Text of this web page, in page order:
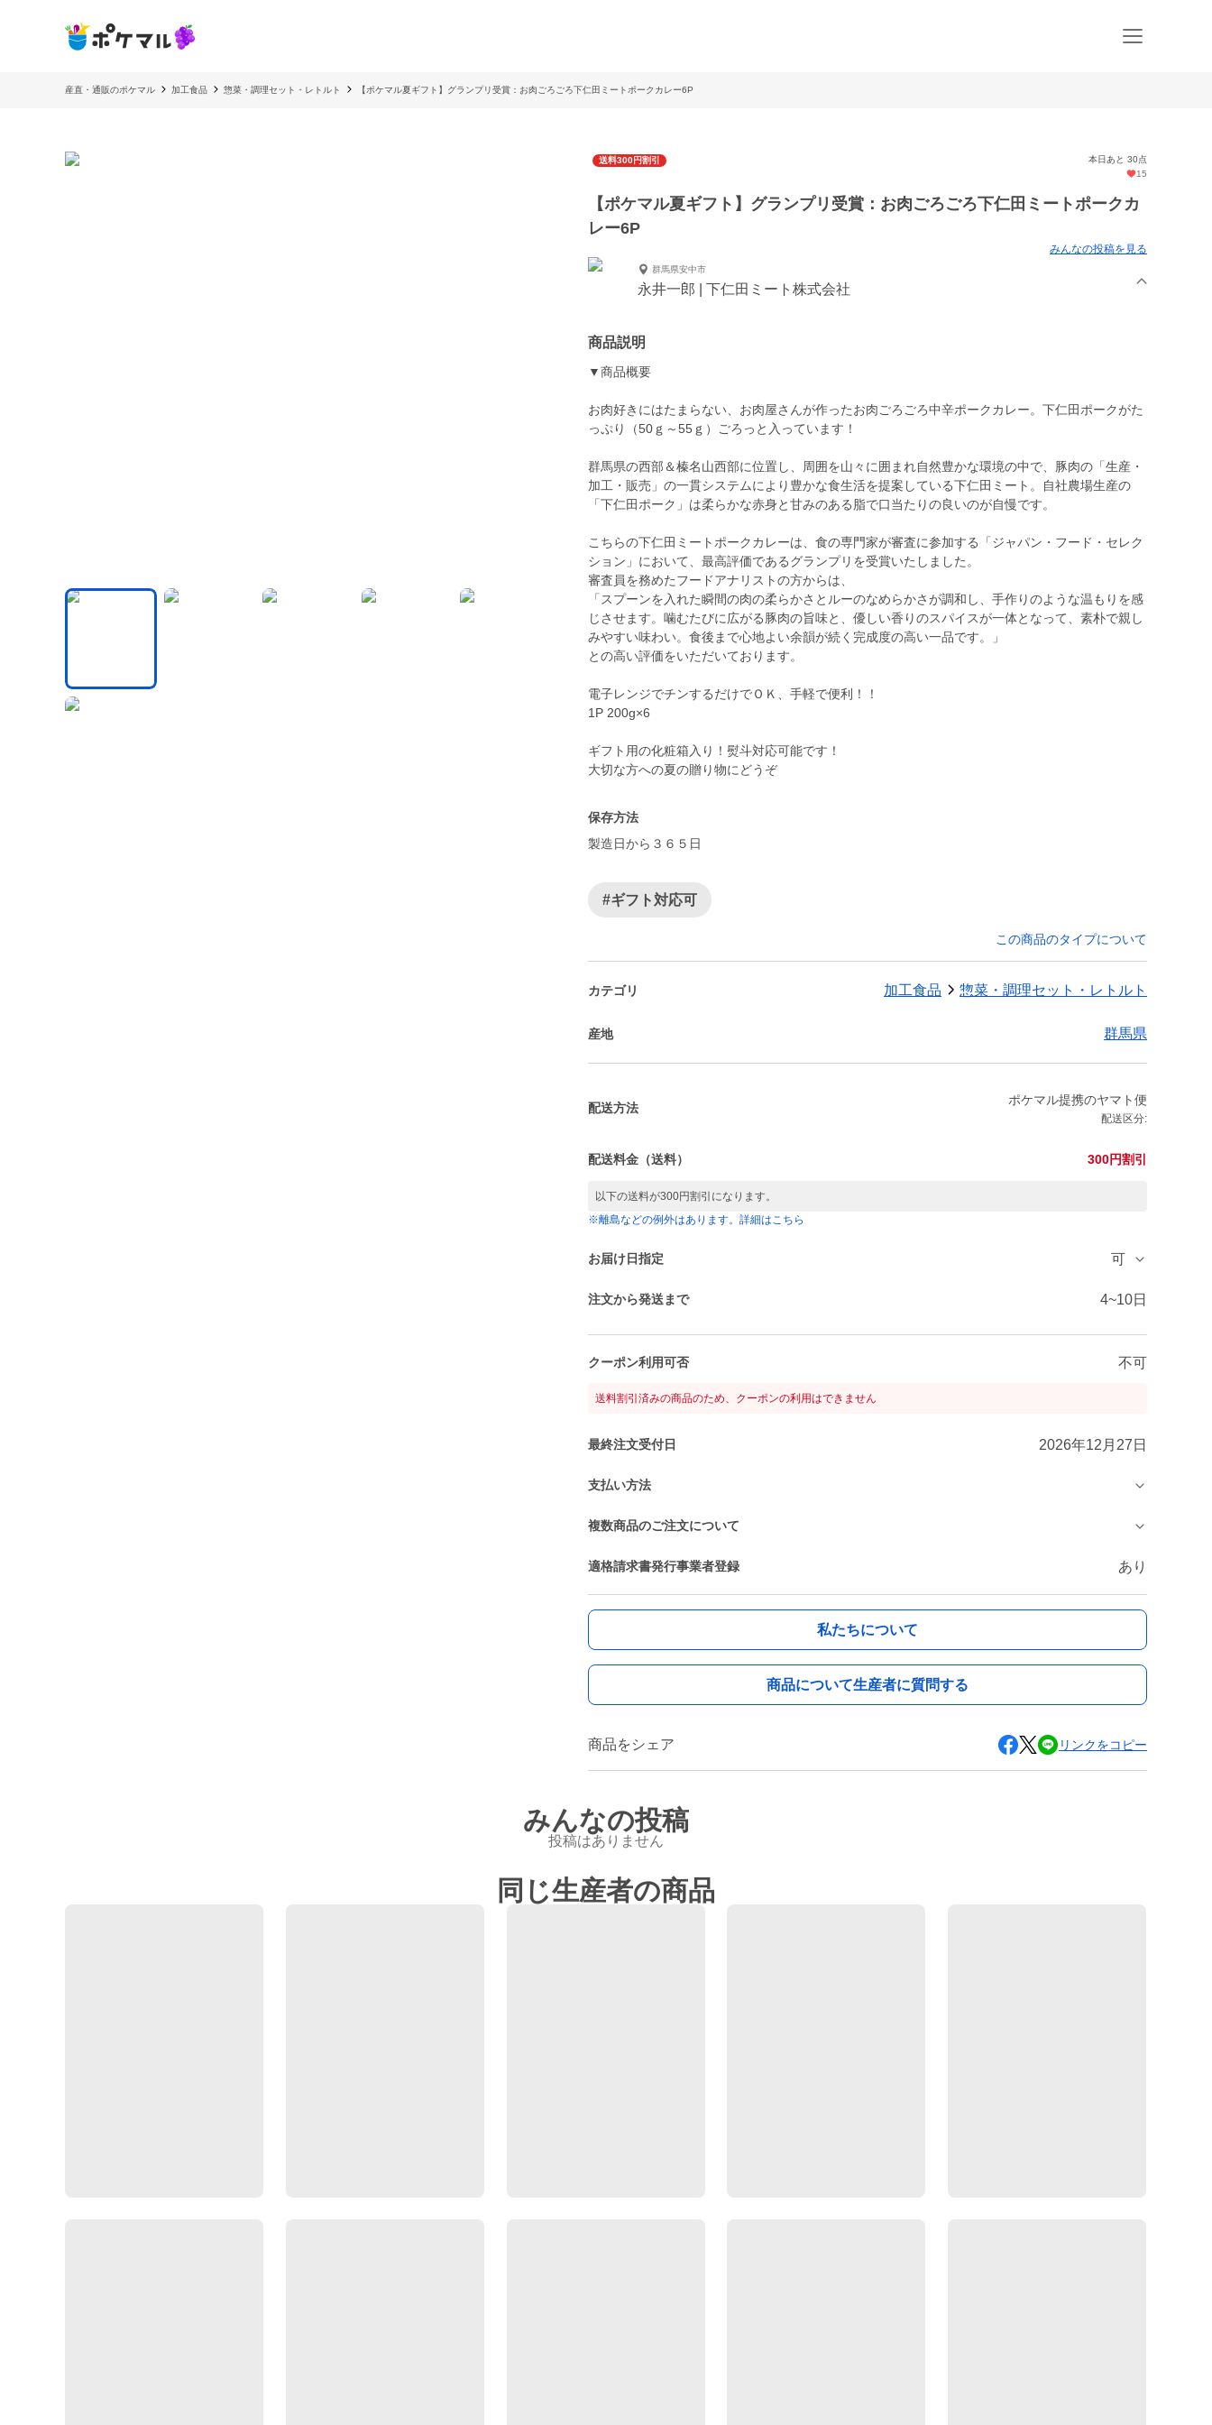
産直・通販のポケマル 加工食品 惣菜・調理セット・レトルト 【ポケマル夏ギフト】グランプリ受賞：お肉ごろごろ下仁田ミートポークカレー6P
送料300円割引
本日あと 30点
15
【ポケマル夏ギフト】グランプリ受賞：お肉ごろごろ下仁田ミートポークカ
レー6P
みんなの投稿を見る
群馬県安中市
永井一郎 | 下仁田ミート株式会社
商品説明
▼商品概要
お肉好きにはたまらない、お肉屋さんが作ったお肉ごろごろ中辛ポークカレー。下仁田ポークがた
っぷり（50ｇ～55ｇ）ごろっと入っています！
群馬県の西部＆榛名山西部に位置し、周囲を山々に囲まれ自然豊かな環境の中で、豚肉の「生産・
加工・販売」の一貫システムにより豊かな食生活を提案している下仁田ミート。自社農場生産の
「下仁田ポーク」は柔らかな赤身と甘みのある脂で口当たりの良いのが自慢です。
こちらの下仁田ミートポークカレーは、食の専門家が審査に参加する「ジャパン・フード・セレク
ション」において、最高評価であるグランプリを受賞いたしました。
審査員を務めたフードアナリストの方からは、
「スプーンを入れた瞬間の肉の柔らかさとルーのなめらかさが調和し、手作りのような温もりを感
じさせます。噛むたびに広がる豚肉の旨味と、優しい香りのスパイスが一体となって、素朴で親し
みやすい味わい。食後まで心地よい余韻が続く完成度の高い一品です。」
との高い評価をいただいております。
電子レンジでチンするだけでＯＫ、手軽で便利！！
1P 200g×6
ギフト用の化粧箱入り！熨斗対応可能です！
大切な方への夏の贈り物にどうぞ
保存方法
製造日から３６５日
#ギフト対応可
この商品のタイプについて
カテゴリ 加工食品 惣菜・調理セット・レトルト
産地 群馬県
配送方法
ポケマル提携のヤマト便
配送区分:
配送料金（送料） 300円割引
以下の送料が300円割引になります。
※離島などの例外はあります。詳細はこちら
お届け日指定 可
注文から発送まで 4~10日
クーポン利用可否 不可
送料割引済みの商品のため、クーポンの利用はできません
最終注文受付日 2026年12月27日
支払い方法
複数商品のご注文について
適格請求書発行事業者登録 あり
私たちについて
商品について生産者に質問する
商品をシェア リンクをコピー
みんなの投稿
投稿はありません
同じ生産者の商品